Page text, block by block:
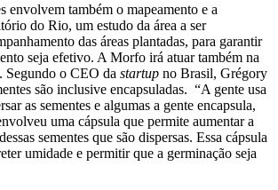
envolvem também o mapeamento e a
do Rio, um estudo da área a ser
das áreas plantadas, para garantir
seja efetivo. A Morfo irá atuar também na
Segundo o CEO da startup no Brasil, Grégory
são inclusive encapsuladas. “A gente usa
as sementes e algumas a gente encapsula,
uma cápsula que permite aumentar a
sementes que são dispersas. Essa cápsula
umidade e permitir que a germinação seja